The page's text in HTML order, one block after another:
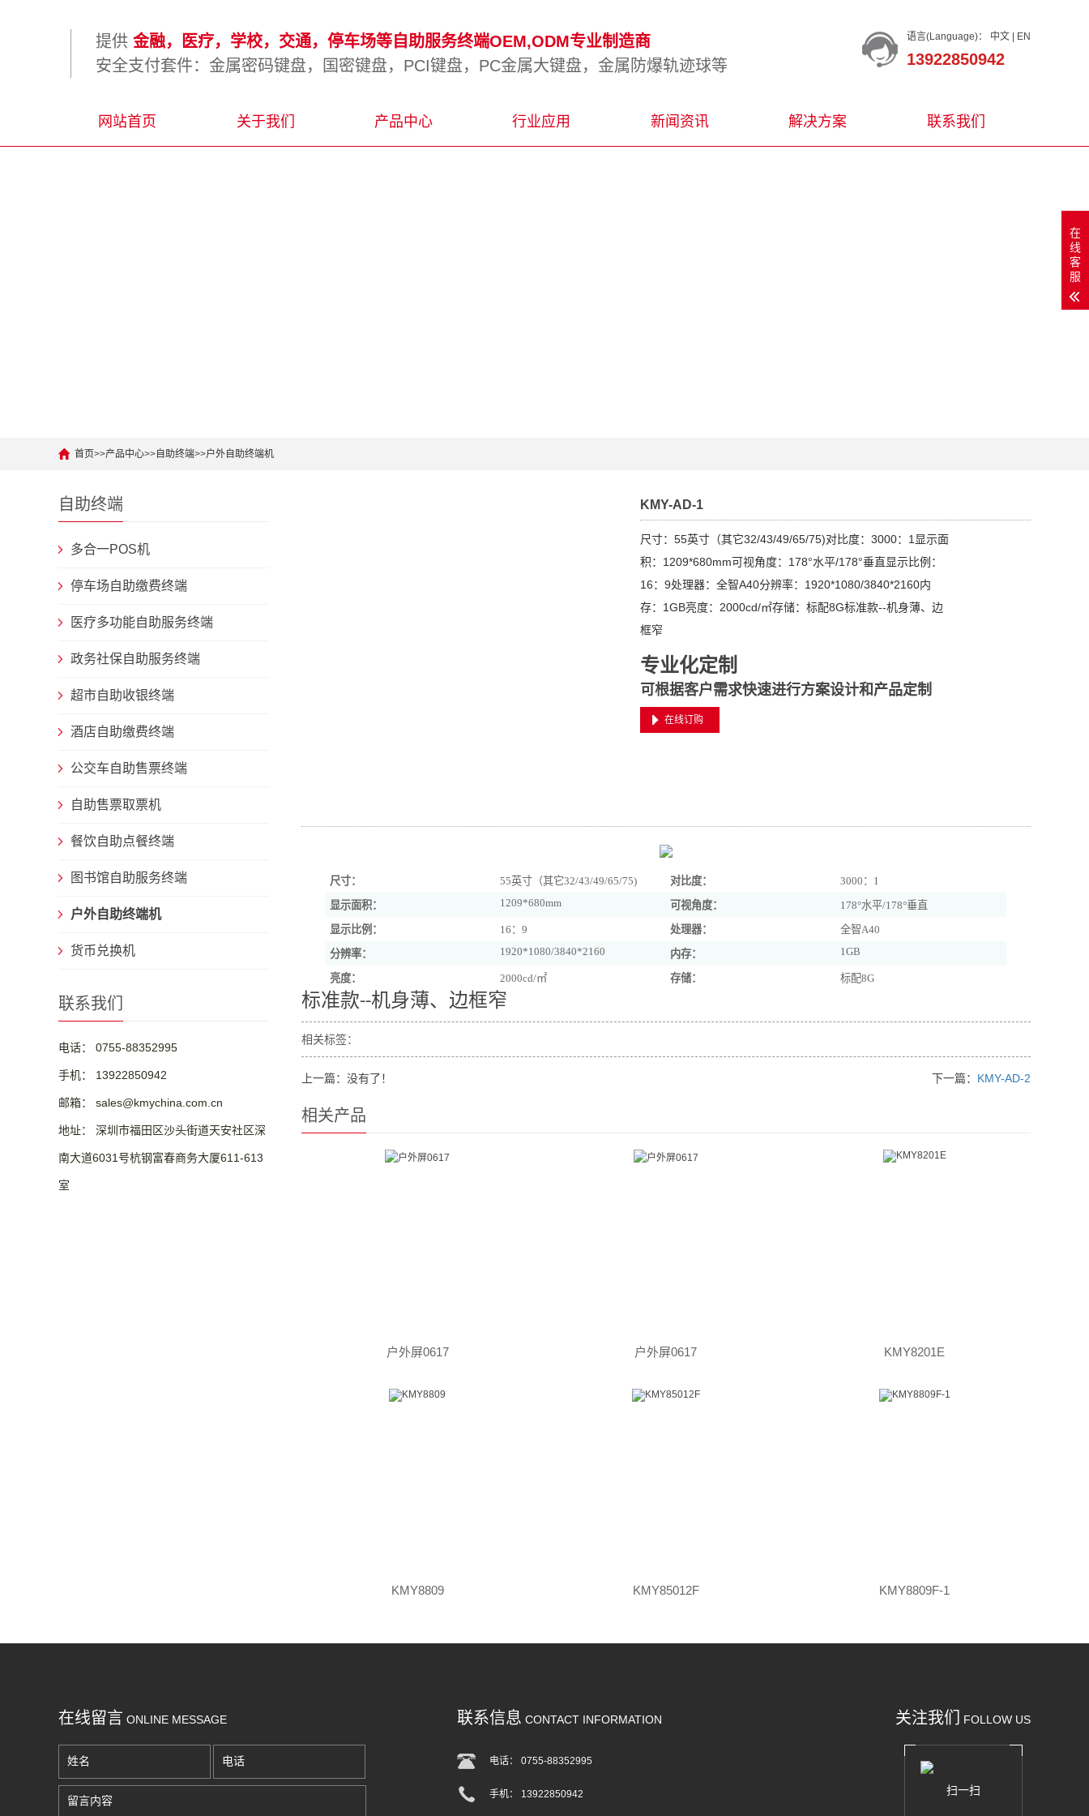
语言(Language)： 中文 EN
13922850942
提供 金融，医疗，学校，交通，停车场等自助服务终端OEM,ODM专业制造商
安全支付套件：金属密码键盘，国密键盘，PCI键盘，PC金属大键盘，金属防爆轨迹球等
网站首页 关于我们 产品中心 行业应用 新闻资讯 解决方案 联系我们
首页>>产品中心>>自助终端>>户外自助终端机
自助终端
多合一POS机
停车场自助缴费终端
医疗多功能自助服务终端
政务社保自助服务终端
超市自助收银终端
酒店自助缴费终端
公交车自助售票终端
自助售票取票机
餐饮自助点餐终端
图书馆自助服务终端
户外自助终端机
货币兑换机
联系我们
电话： 0755-88352995
手机： 13922850942
邮箱： sales@kmychina.com.cn
地址： 深圳市福田区沙头街道天安社区深
南大道6031号杭钢富春商务大厦611-613
室
KMY-AD-1
尺寸：55英寸（其它32/43/49/65/75)对比度：3000：1显示面
积：1209*680mm可视角度：178°水平/178°垂直显示比例：
16：9处理器：全智A40分辨率：1920*1080/3840*2160内
存：1GB亮度：2000cd/㎡存储：标配8G标准款--机身薄、边
框窄
专业化定制
可根据客户需求快速进行方案设计和产品定制
在线订购
尺寸： 55英寸（其它32/43/49/65/75) 对比度：
3000：1
显示面积：
1209*680mm 可视角度：
178°水平/178°垂直
显示比例：
16：9 处理器：
全智A40
分辨率：
1920*1080/3840*2160 内存： 1GB
亮度： 2000cd/㎡ 存储： 标配8G
标准款--机身薄、边框窄
相关标签：
上一篇：没有了！ 下一篇： KMY-AD-2
相关产品
户外屏0617 户外屏0617 KMY8201E
KMY8809 KMY85012F KMY8809F-1
关注我们 FOLLOW US
扫一扫
在线留言 ONLINE MESSAGE 联系信息 CONTACT INFORMATION
电话： 0755-88352995
手机： 13922850942
在
线
客
服